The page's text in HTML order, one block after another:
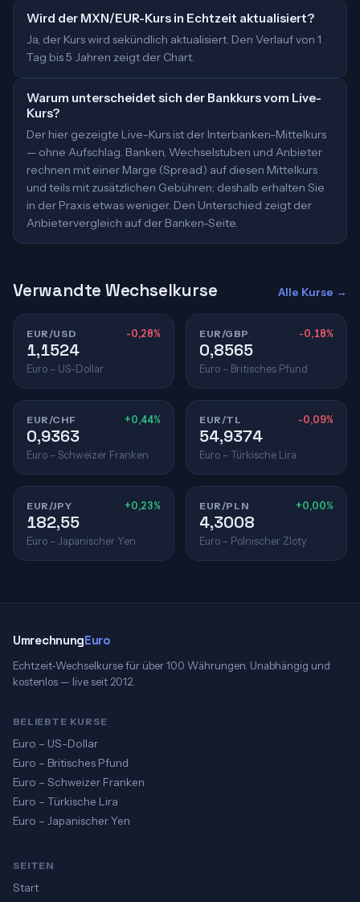
Wird der MXN/EUR-Kurs in Echtzeit aktualisiert?
Ja, der Kurs wird sekündlich aktualisiert. Den Verlauf von 1
Tag bis 5 Jahren zeigt der Chart.
Warum unterscheidet sich der Bankkurs vom Live-
Kurs?
Der hier gezeigte Live-Kurs ist der Interbanken-Mittelkurs
— ohne Aufschlag. Banken, Wechselstuben und Anbieter
rechnen mit einer Marge (Spread) auf diesen Mittelkurs
und teils mit zusätzlichen Gebühren; deshalb erhalten Sie
in der Praxis etwas weniger. Den Unterschied zeigt der
Anbietervergleich auf der Banken-Seite.
Verwandte Wechselkurse Alle Kurse →
EUR/USD -0,28%
1,1524
Euro – US-Dollar
EUR/GBP -0,18%
0,8565
Euro – Britisches Pfund
EUR/CHF +0,44%
0,9363
Euro – Schweizer Franken
EUR/TL -0,09%
54,9374
Euro – Türkische Lira
EUR/JPY +0,23%
182,55
Euro – Japanischer Yen
EUR/PLN +0,00%
4,3008
Euro – Polnischer Zloty
UmrechnungEuro
Echtzeit-Wechselkurse für über 100 Währungen. Unabhängig und
kostenlos — live seit 2012.
BELIEBTE KURSE
Euro – US-Dollar
Euro – Britisches Pfund
Euro – Schweizer Franken
Euro – Türkische Lira
Euro – Japanischer Yen
SEITEN
Start